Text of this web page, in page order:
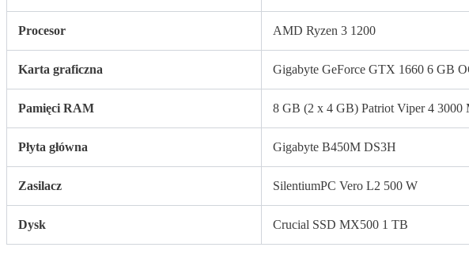
Procesor AMD Ryzen 3 1200
Karta graficzna Gigabyte GeForce GTX 1660 6 GB
Pamięci RAM 8 GB (2 x 4 GB) Patriot Viper 4 3000
Płyta główna Gigabyte B450M DS3H
Zasilacz SilentiumPC Vero L2 500 W
Dysk Crucial SSD MX500 1 TB